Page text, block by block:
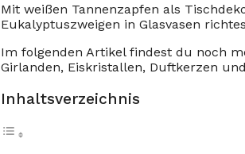
Mit weißen Tannenzapfen als
Eukalyptuszweigen in Glasvasen
Im folgenden Artikel findest du noch
Girlanden, Eiskristallen, Duftkerzen
Inhaltsverzeichnis